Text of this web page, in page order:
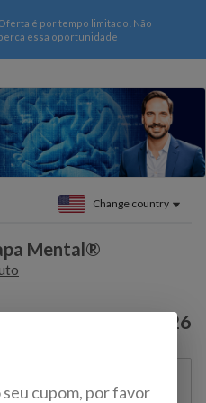
é por tempo limitado! Não
essa oportunidade
Change country
Mental®
$79.26
cupom, por favor